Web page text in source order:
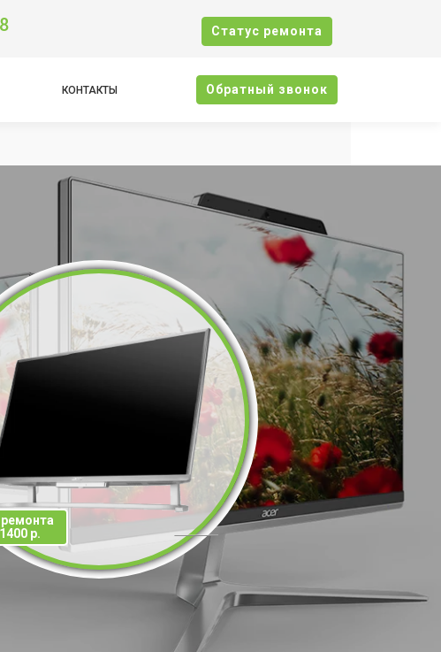
Cтатус ремонта
КОНТАКТЫ Oбратный звонок
р.